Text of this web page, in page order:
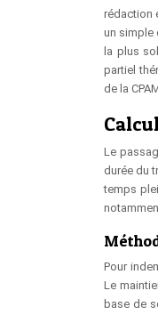
rédaction
un simple
la plus
partiel
de la
Le
durée du
temps
Pour
Le
base de